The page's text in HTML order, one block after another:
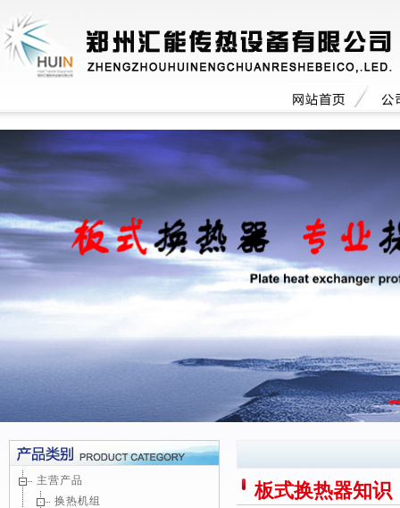
主营产品
换热机组
板式换热器知识